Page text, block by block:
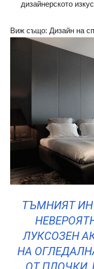
дизайнерското
Виж също: Дизайн на
ТЪМНИЯТ
ЛУКСОЗЕН
НА